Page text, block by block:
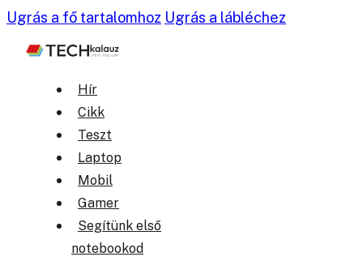
Ugrás a fő tartalomhoz Ugrás a lábléchez
Hír
Cikk
Teszt
Laptop
Mobil
Gamer
Segítünk első
notebookod